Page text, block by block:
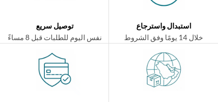
استبدال واسترجاع
توصيل سريع
نفس اليوم للطلبات قبل 8 مساءً